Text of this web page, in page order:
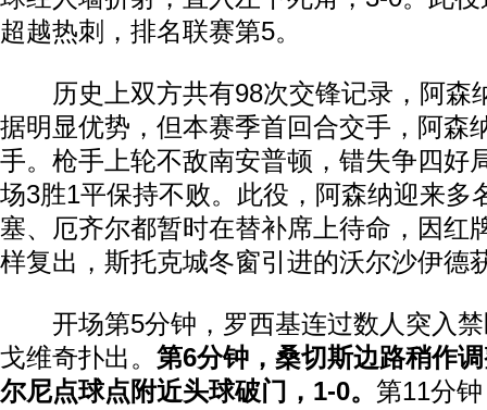
超越热刺，排名联赛第5。
历史上双方共有98次交锋记录，阿森
据明显优势，但本赛季首回合交手，阿森
手。枪手上轮不敌南安普顿，错失争四好
场3胜1平保持不败。此役，阿森纳迎来多
塞、厄齐尔都暂时在替补席上待命，因红
样复出，斯托克城冬窗引进的沃尔沙伊德
开场第5分钟，罗西基连过数人突入禁
戈维奇扑出。 第6分钟，桑切斯边路稍作
尔尼点球点附近头球破门，1-0。 第11分